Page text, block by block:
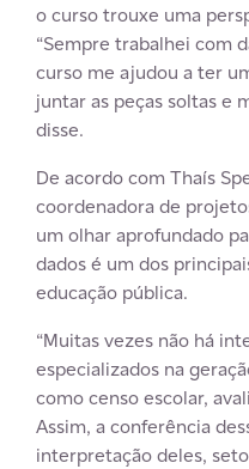
o curso trouxe uma
“Sempre trabalhei com
curso me ajudou a ter
juntar as peças soltas e
disse.
De acordo com Thaís
coordenadora de
um olhar aprofundado
dados é um dos
educação pública.
“Muitas vezes não há
especializados na
como censo escolar,
Assim, a conferência
interpretação deles,